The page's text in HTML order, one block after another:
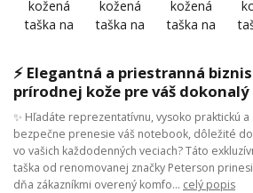
⚡ Elegantná a priestranná
prírodnej kože pre váš dokonalý
✨ Hľadáte reprezentatívnu, vysoko praktickú
bezpečne prenesie váš notebook, dôležité
vo vašich každodenných veciach? Táto
taška od renomovanej značky Peterson
dňa zákazníkmi overený komfo... celý popis